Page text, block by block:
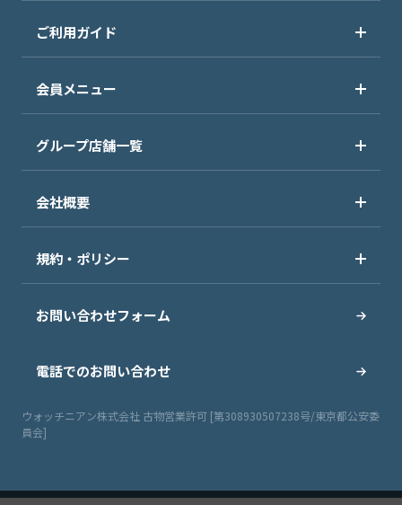
ご利用ガイド
会員メニュー
グループ店舗一覧
会社概要
規約・ポリシー
お問い合わせフォーム
電話でのお問い合わせ
ウォッチニアン株式会社 古物営業許可 [第308930507238号/東京都公安委
員会]